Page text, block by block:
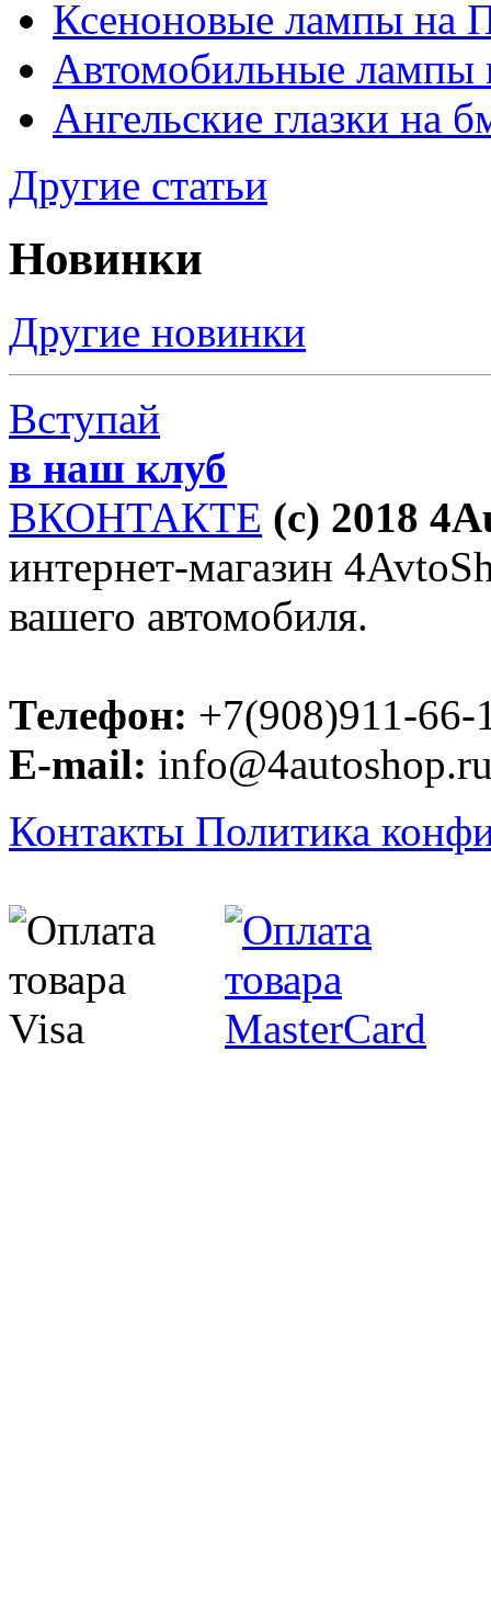
Ксеноновые лампы на
Автомобильные лампы
Ангельские глазки на
Другие статьи
Новинки
Другие новинки
Вступай
в наш клуб
ВКОНТАКТЕ (c) 2018
интернет-магазин
вашего автомобиля.
Телефон: +7(908)911-66-
E-mail:
Контакты Политика